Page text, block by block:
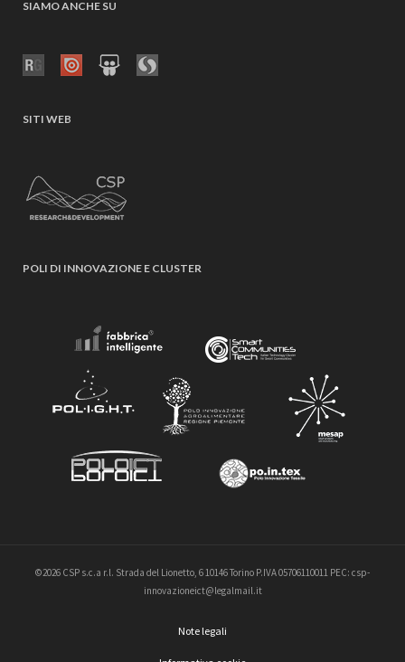
SIAMO ANCHE SU
SITI WEB
POLI DI INNOVAZIONE E CLUSTER
©2026 CSP s.c.a r.l. Strada del Lionetto, 6 10146 Torino P.IVA 05706110011 PEC: csp-
innovazioneict@legalmail.it
Note legali